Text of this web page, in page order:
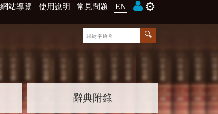
網站導覽 使用說明 常見問題 EN ⚙️
辭典附錄